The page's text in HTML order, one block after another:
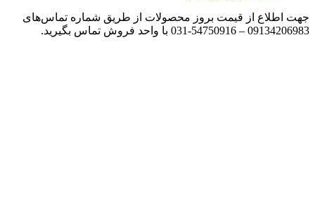
جهت اطلاع از قیمت بروز محصولات از طریق شماره تماس‌‌های
09134206983 – 54750916-031 با واحد فروش تماس بگیرید.